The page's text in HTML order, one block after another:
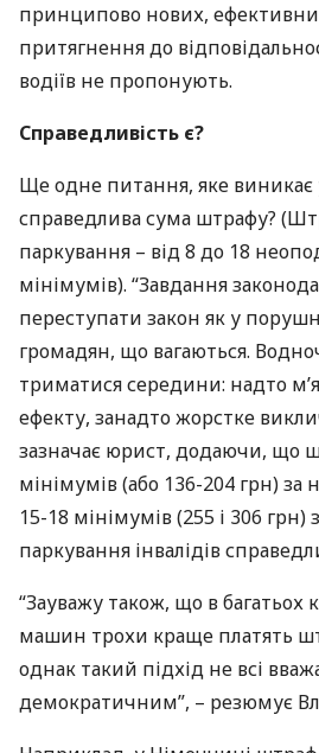
принципово нових,
притягнення до
водіїв не пропонують.
Справедливість є?
Ще одне питання, яке виникає
справедлива сума штрафу?
паркування – від 8 до 18
мінімумів). “Завдання
переступати закон як у
громадян, що вагаються.
триматися середини: надто
ефекту, занадто жорстке
зазначає юрист, додаючи, що
мінімумів (або 136-204 грн) за
15-18 мінімумів (255 і 306 грн)
паркування інвалідів
“Зауважу також, що в багатьох
машин трохи краще платять
однак такий підхід не всі
демократичним”, – резюмує